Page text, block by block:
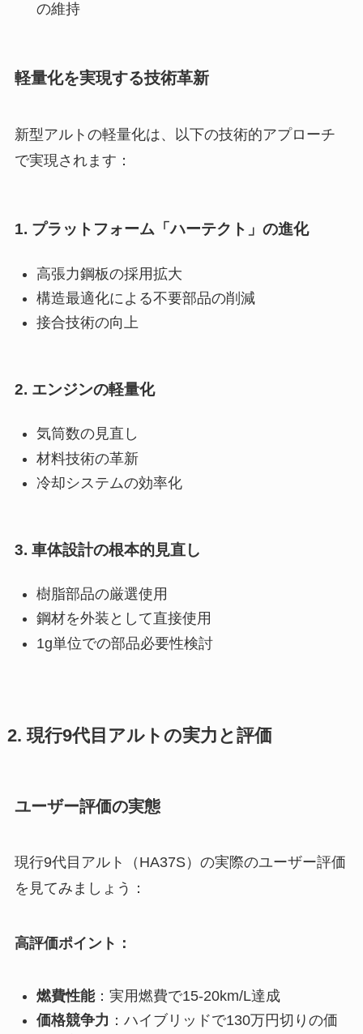
の維持
軽量化を実現する技術革新
新型アルトの軽量化は、以下の技術的アプローチ
で実現されます：
1. プラットフォーム「ハーテクト」の進化
高張力鋼板の採用拡大
構造最適化による不要部品の削減
接合技術の向上
2. エンジンの軽量化
気筒数の見直し
材料技術の革新
冷却システムの効率化
3. 車体設計の根本的見直し
樹脂部品の厳選使用
鋼材を外装として直接使用
1g単位での部品必要性検討
2. 現行9代目アルトの実力と評価
ユーザー評価の実態
現行9代目アルト（HA37S）の実際のユーザー評価
を見てみましょう：
高評価ポイント：
燃費性能：実用燃費で15-20km/L達成
価格競争力 ：ハイブリッドで130万円切りの価